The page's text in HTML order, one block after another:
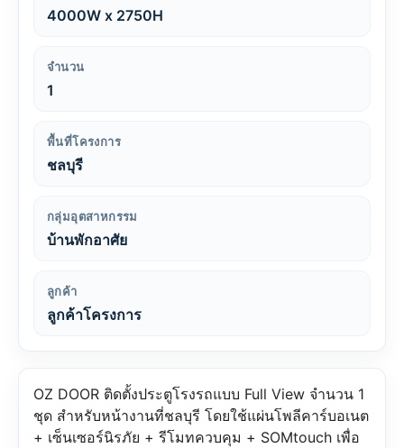
4000W x 2750H
จำนวน
1
พื้นที่โครงการ
ชลบุรี
กลุ่มอุตสาหกรรม
บ้านพักอาศัย
ลูกค้า
ลูกค้าโครงการ
OZ DOOR ติดตั้งประตูโรงรถแบบ Full View จำนวน 1
ชุด สำหรับหน้างานที่ชลบุรี โดยใช้แผ่นโพลีคาร์บอเนต
+ เซ็นเซอร์นิรภัย + รีโมทควบคุม + SOMtouch เพื่อ